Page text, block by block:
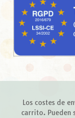
Los costes de
carrito. Pueden